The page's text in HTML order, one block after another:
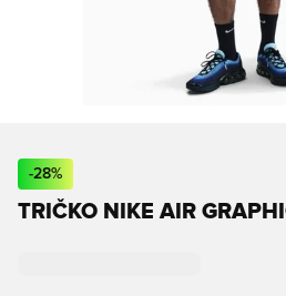
-28%
TRIČKO NIKE AIR